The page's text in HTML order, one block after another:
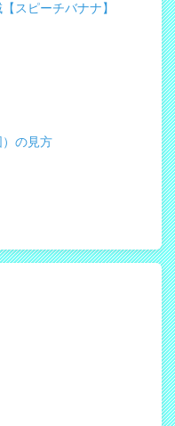
スピーチバナナ】
の見方